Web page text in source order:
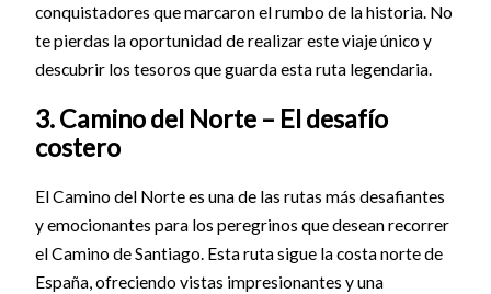
conquistadores que marcaron el rumbo de la historia. No
te pierdas la oportunidad de realizar este viaje único y
descubrir los tesoros que guarda esta ruta legendaria.
3. Camino del Norte – El desafío
costero
El Camino del Norte es una de las rutas más desafiantes
y emocionantes para los peregrinos que desean recorrer
el Camino de Santiago. Esta ruta sigue la costa norte de
España, ofreciendo vistas impresionantes y una